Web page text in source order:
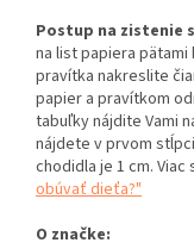
Postup na zistenie
na list papiera pätami
pravítka nakreslite
papier a pravítkom
tabuľky nájdite Vami
nájdete v prvom
chodidla je 1 cm.
obúvať dieťa?"
O značke: